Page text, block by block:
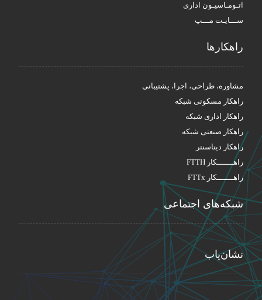
اتـومـاسیـون اداری
ســـایـت مـــپ
راهکار‌ها
مشاوره، طراحی، اجرا، پشتیبانی
راهکار مسکونی شبکه
راهکار اداری شبکه
راهکار صنعتی شبکه
راهکار دیتاسنتر
راهـــــــکار FTTH
راهـــــــکار FTTx
شبکه‌های اجتماعی
نشان‌یاب